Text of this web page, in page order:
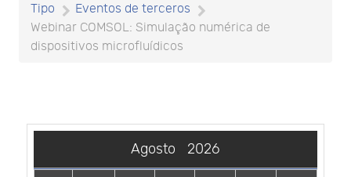
Tipo
Eventos de terceros
Webinar COMSOL: Simulação numérica de
dispositivos microfluídicos
Agosto 2026